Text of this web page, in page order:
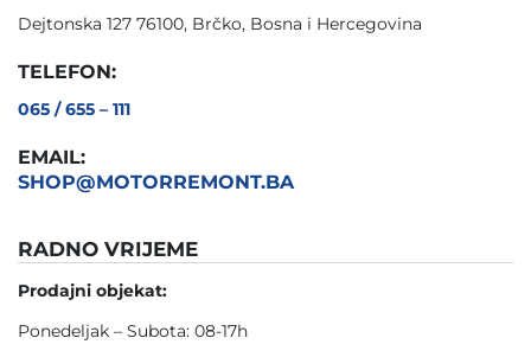
Dejtonska 127 76100, Brčko, Bosna i Hercegovina
TELEFON:
065 / 655 – 111
EMAIL:
SHOP@MOTORREMONT.BA
RADNO VRIJEME
Prodajni objekat:
Ponedeljak – Subota: 08-17h